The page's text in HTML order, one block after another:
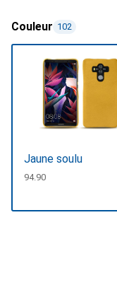
Couleur 102
Jaune soulu
CHF
94.90